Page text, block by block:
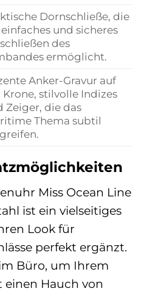
Dornschließe, die
und sicheres
des
ermöglicht.
Anker-Gravur auf
Krone, stilvolle Indizes
Zeiger, die das
Thema subtil
Miss Ocean Line
ist ein vielseitiges
Look für
perfekt ergänzt.
Büro, um Ihrem
Hauch von